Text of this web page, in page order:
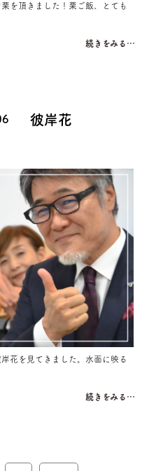
を頂きました！栗ご飯、とても
続きをみる…
彼岸花
花を見てきました。水面に映る
続きをみる…